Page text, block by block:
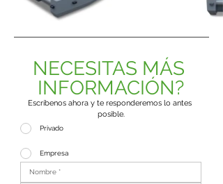
NECESITAS MÁS
INFORMACIÓN?
Escríbenos ahora y te responderemos lo antes
posible.
Privado
Empresa